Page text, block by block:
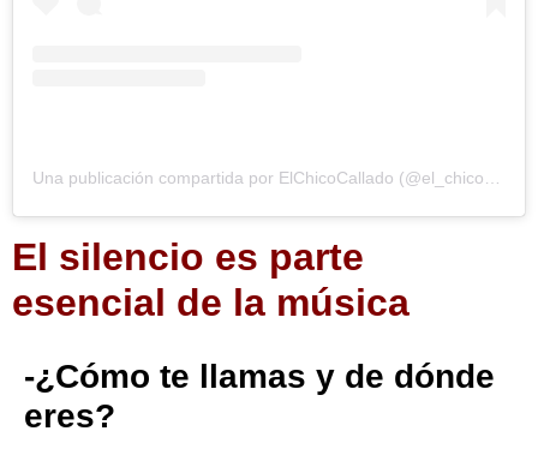
Una publicación compartida por ElChicoCallado (@el_chico_callado)
El silencio es parte
esencial de la música
-¿Cómo te llamas y de dónde
eres?